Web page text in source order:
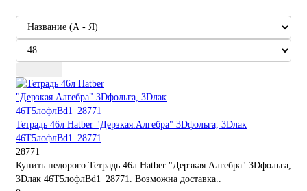
Тетрадь 46л Hatber "Дерзкая.Алгебра" 3Dфольга, 3Dлак
46Т5лофлBd1_28771
28771
Купить недорого Тетрадь 46л Hatber "Дерзкая.Алгебра" 3Dфольга,
3Dлак 46Т5лофлBd1_28771. Возможна доставка..